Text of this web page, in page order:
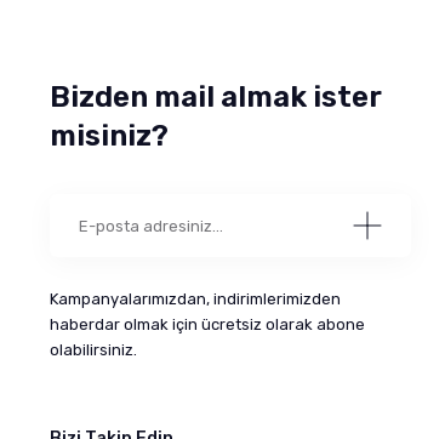
Bizden mail almak ister
misiniz?
Kampanyalarımızdan, indirimlerimizden
haberdar olmak için ücretsiz olarak abone
olabilirsiniz.